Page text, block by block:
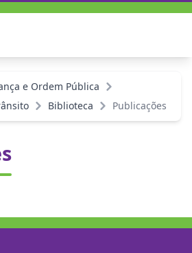
e Ordem Pública
Biblioteca Publicações